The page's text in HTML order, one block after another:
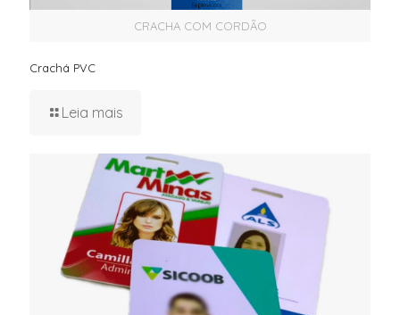
CRACHA COM CORDÃO
Crachá PVC
Leia mais